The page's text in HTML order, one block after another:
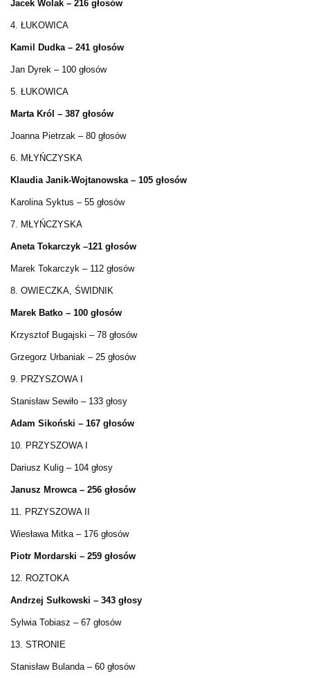
Jacek Wolak – 216 głosów
4. ŁUKOWICA
Kamil Dudka – 241 głosów
Jan Dyrek – 100 głosów
5. ŁUKOWICA
Marta Król – 387 głosów
Joanna Pietrzak – 80 głosów
6. MŁYŃCZYSKA
Klaudia Janik-Wojtanowska – 105 głosów
Karolina Syktus – 55 głosów
7. MŁYŃCZYSKA
Aneta Tokarczyk –121 głosów
Marek Tokarczyk – 112 głosów
8. OWIECZKA, ŚWIDNIK
Marek Batko – 100 głosów
Krzysztof Bugajski – 78 głosów
Grzegorz Urbaniak – 25 głosów
9. PRZYSZOWA I
Stanisław Sewiło – 133 głosy
Adam Sikoński – 167 głosów
10. PRZYSZOWA I
Dariusz Kulig – 104 głosy
Janusz Mrowca – 256 głosów
11. PRZYSZOWA II
Wiesława Mitka – 176 głosów
Piotr Mordarski – 259 głosów
12. ROZTOKA
Andrzej Sułkowski – 343 głosy
Sylwia Tobiasz – 67 głosów
13. STRONIE
Stanisław Bulanda – 60 głosów